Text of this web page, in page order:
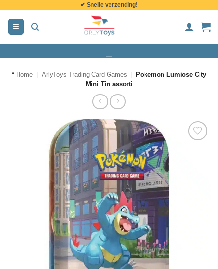
inhoud
✔ Snelle verzending!
* Home ArlyToys Trading Card Games
Pokemon Lumiose City
Mini Tin assorti